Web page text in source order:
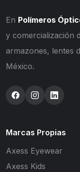
En Polímeros
y comercialización
armazones, lentes
México.
Marcas Propias
Axess Eyewear
Axess Kids